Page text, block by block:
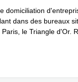
domiciliation
dans des bureaux
le Triangle d'Or.